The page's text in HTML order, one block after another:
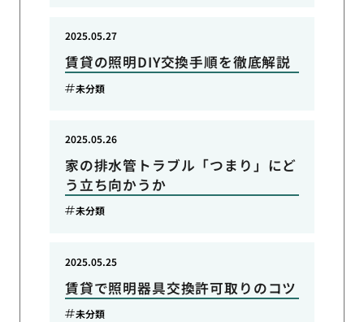
賃貸の照明DIY交換手順を徹底解説
2025.05.27
未分類
家の排水管トラブル「つまり」にど
う立ち向かうか
2025.05.26
未分類
賃貸で照明器具交換許可取りのコツ
2025.05.25
未分類